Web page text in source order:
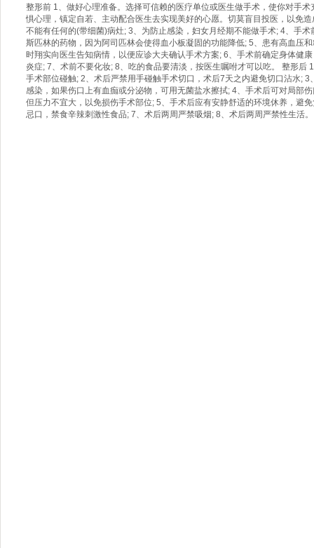
整形前 1、做好心理准备。选择可信赖的医疗单位或医生做手术，使你对手
惧心理，镇定自若、主动配合医生去实现美好的心愿。切莫盲目投医，以免
不能有任何的(带细菌)病灶; 3、为防止感染，妇女月经期不能做手术; 4、手
斯匹林的药物，因为阿司匹林会使得血小板凝固的功能降低; 5、患有高血压
时翔实向医生告知病情，以便应诊大夫确认手术方案; 6、手术前确定身体健
炎症; 7、术前不要化妆; 8、吃的食品要清淡，按医生嘱咐才可以吃。 整形后
手术部位碰触; 2、术后严禁用手碰触手术切口，术后7天之内避免切口沾水; 3
感染，如果伤口上有血痂或分泌物，可用无菌盐水擦拭; 4、手术后可对局部
但压力不宜大，以免损伤手术部位; 5、手术后应有安静舒适的环境休养，避
忌口，禁食辛辣刺激性食品; 7、术后两周严禁吸烟; 8、术后两周严禁性生活。